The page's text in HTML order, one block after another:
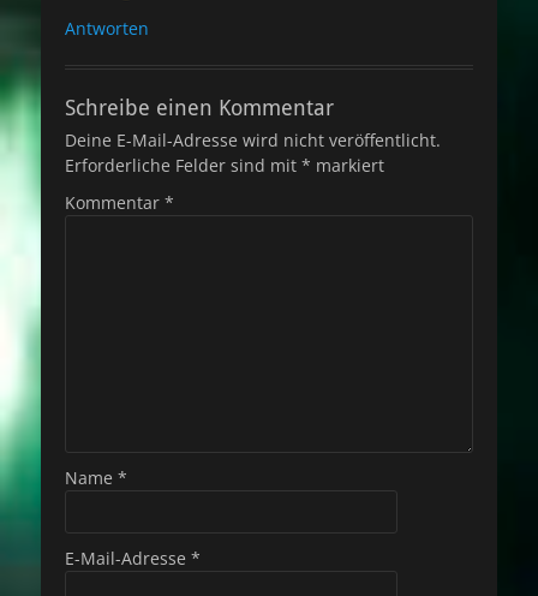
Antworten
Schreibe einen Kommentar
Deine E-Mail-Adresse wird nicht veröffentlicht.
Erforderliche Felder sind mit * markiert
Kommentar *
Name *
E-Mail-Adresse *